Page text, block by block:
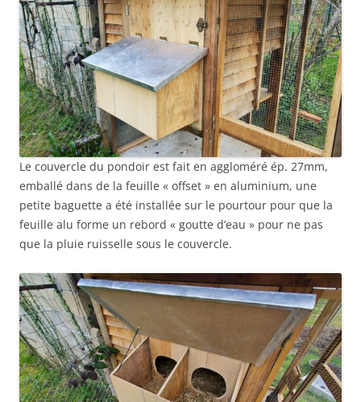
Le couvercle du pondoir est fait en aggloméré ép. 27mm,
emballé dans de la feuille « offset » en aluminium, une
petite baguette a été installée sur le pourtour pour que la
feuille alu forme un rebord « goutte d’eau » pour ne pas
que la pluie ruisselle sous le couvercle.